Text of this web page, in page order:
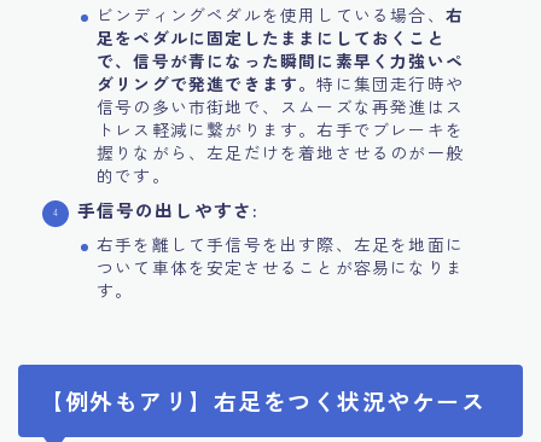
ビンディングペダルを使用している場合、 右
足をペダルに固定したままにしておくこと
で、信号が青になった瞬間に素早く力強いペ
ダリングで発進できます。特に集団走行時や
信号の多い市街地で、スムーズな再発進はス
トレス軽減に繋がります。右手でブレーキを
握りながら、左足だけを着地させるのが一般
的です。
手信号の出しやすさ:
右手を離して手信号を出す際、左足を地面に
ついて車体を安定させることが容易になりま
す。
【例外もアリ】右足をつく状況やケース